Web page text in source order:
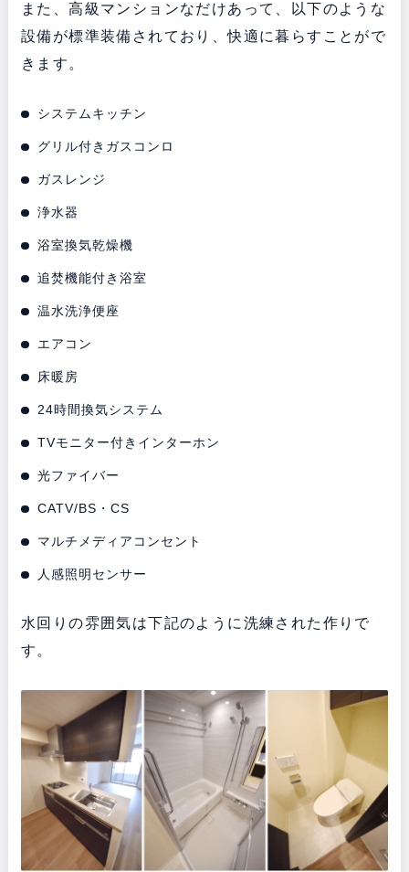
また、高級マンションなだけあって、以下のような
設備が標準装備されており、快適に暮らすことがで
きます。
システムキッチン
グリル付きガスコンロ
ガスレンジ
浄水器
浴室換気乾燥機
追焚機能付き浴室
温水洗浄便座
エアコン
床暖房
24時間換気システム
TVモニター付きインターホン
光ファイバー
CATV/BS・CS
マルチメディアコンセント
人感照明センサー
水回りの雰囲気は下記のように洗練された作りで
す。